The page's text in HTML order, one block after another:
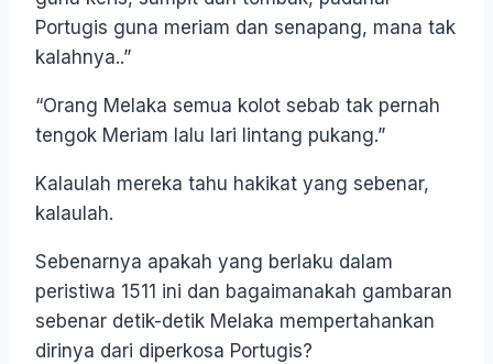
Portugis guna meriam dan senapang, mana tak
kalahnya..”
“Orang Melaka semua kolot sebab tak pernah
tengok Meriam lalu lari lintang pukang.”
Kalaulah mereka tahu hakikat yang sebenar,
kalaulah.
Sebenarnya apakah yang berlaku dalam
peristiwa 1511 ini dan bagaimanakah gambaran
sebenar detik-detik Melaka mempertahankan
dirinya dari diperkosa Portugis?